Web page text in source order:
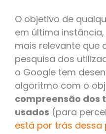
O objetivo de
em última
mais relevante que
pesquisa dos
o Google tem
algoritmo com o
compreensão dos
usados (para
está por trás dessa